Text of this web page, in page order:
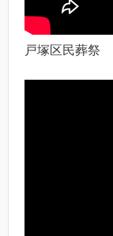
戸塚区民葬祭